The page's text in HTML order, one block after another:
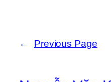
← Previous Page